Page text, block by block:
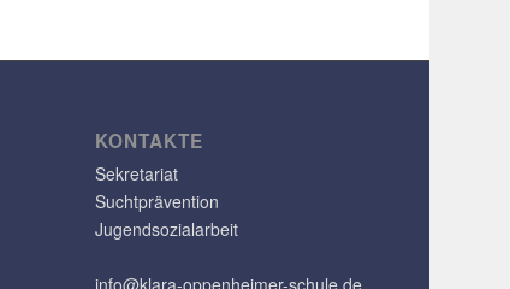
KONTAKTE
Sekretariat
Suchtprävention
Jugendsozialarbeit